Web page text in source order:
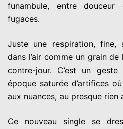
funambule, entre douceur
fugaces.
Juste une respiration, fine,
dans l’air comme un grain de
contre-jour. C’est un geste
époque saturée d’artifices
aux nuances, au presque rien
Ce nouveau single se